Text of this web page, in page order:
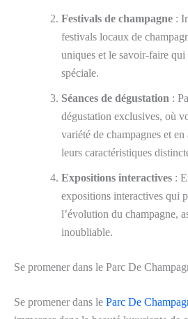
Festivals de champagne :
festivals locaux de
uniques et le savoir-faire
spéciale.
Séances de dégustation :
dégustation exclusives, où
variété de champagnes et
leurs caractéristiques
Expositions interactives :
expositions interactives qui
l’évolution du champagne,
inoubliable.
Se promener dans le Parc De
Se promener dans le Parc De